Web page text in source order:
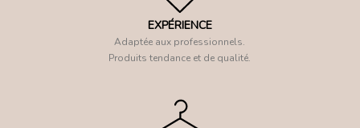
EXPÉRIENCE
Adaptée aux professionnels.
Produits tendance et de qualité.